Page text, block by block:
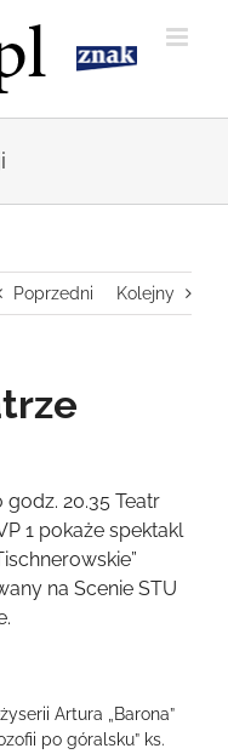
Poprzedni Kolejny
godz. 20.35 Teatr
1 pokaże spektakl
na Scenie STU
Artura „Barona”
po góralsku” ks.